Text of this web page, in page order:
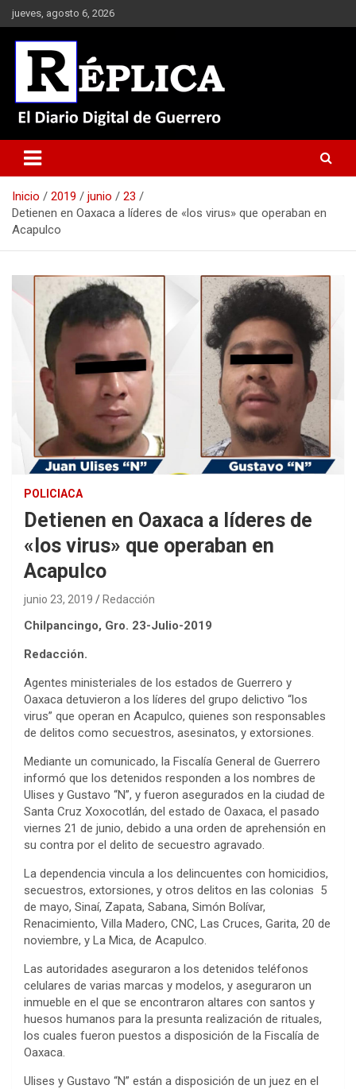
Saltar
al
contenido
jueves, agosto 6, 2026
Réplica
Inicio 2019 junio
23
Detienen en Oaxaca a líderes de «los virus» que operaban en
Acapulco
POLICIACA
Detienen en Oaxaca a líderes de
«los virus» que operaban en
Acapulco
junio 23, 2019 Redacción
Chilpancingo, Gro. 23-Julio-2019
Redacción.
Agentes ministeriales de los estados de Guerrero y
Oaxaca detuvieron a los líderes del grupo delictivo “los
virus” que operan en Acapulco, quienes son responsables
de delitos como secuestros, asesinatos, y extorsiones.
Mediante un comunicado, la Fiscalía General de Guerrero
informó que los detenidos responden a los nombres de
Ulises y Gustavo “N”, y fueron asegurados en la ciudad de
Santa Cruz Xoxocotlán, del estado de Oaxaca, el pasado
viernes 21 de junio, debido a una orden de aprehensión en
su contra por el delito de secuestro agravado.
La dependencia vincula a los delincuentes con homicidios,
secuestros, extorsiones, y otros delitos en las colonias 5
de mayo, Sinaí, Zapata, Sabana, Simón Bolívar,
Renacimiento, Villa Madero, CNC, Las Cruces, Garita, 20 de
noviembre, y La Mica, de Acapulco.
Las autoridades aseguraron a los detenidos teléfonos
celulares de varias marcas y modelos, y aseguraron un
inmueble en el que se encontraron altares con santos y
huesos humanos para la presunta realización de rituales,
los cuales fueron puestos a disposición de la Fiscalía de
Oaxaca.
Ulises y Gustavo “N” están a disposición de un juez en el